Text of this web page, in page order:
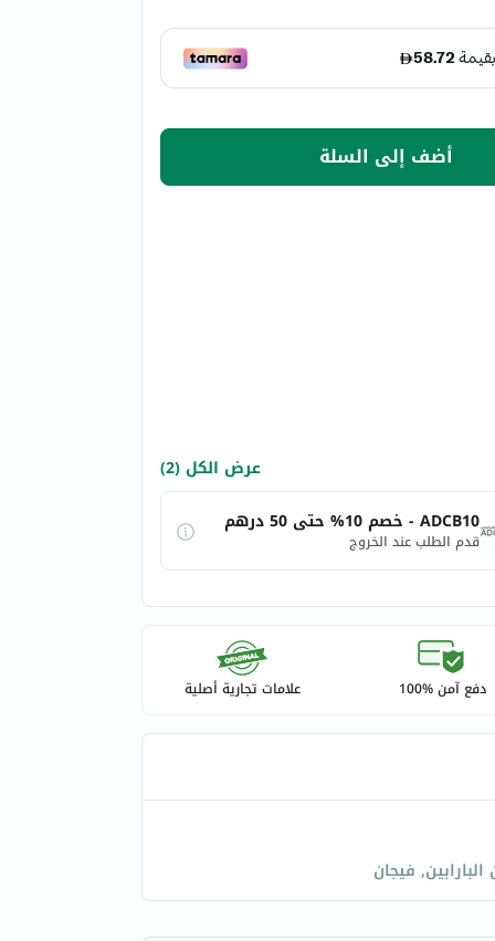
أضف إلى السلة
عرض الكل (2)
ADCB10 - خصم 10% حتى 50 درهم
قدم الطلب عند الخروج
دفع آمن %100 علامات تجارية أصلية
فيجان